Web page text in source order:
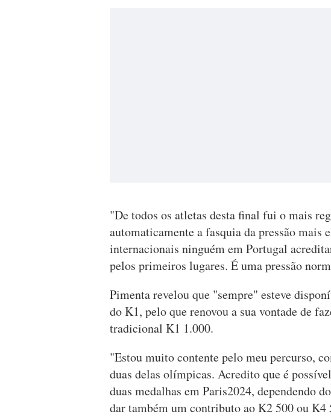
"De todos os atletas desta final fui o mais
automaticamente a fasquia da pressão mais
internacionais ninguém em Portugal
pelos primeiros lugares. É uma pressão
Pimenta revelou que "sempre" esteve
do K1, pelo que renovou a sua vontade de
tradicional K1 1.000.
"Estou muito contente pelo meu percurso,
duas delas olímpicas. Acredito que é
duas medalhas em Paris2024, dependendo
dar também um contributo ao K2 500 ou K4